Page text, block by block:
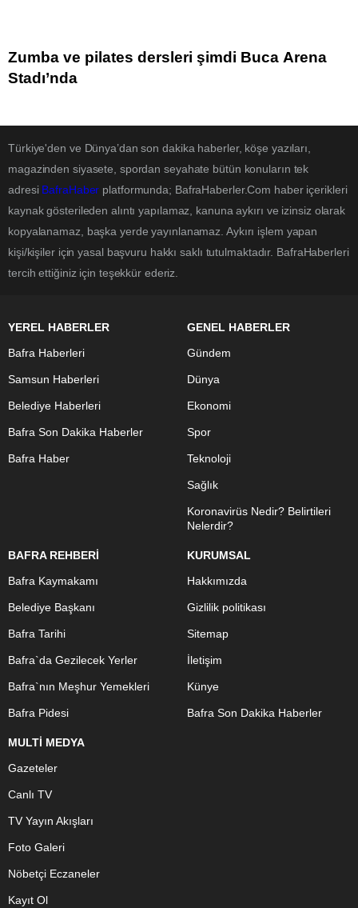
Zumba ve pilates dersleri şimdi Buca Arena
Stadı’nda
Türkiye'den ve Dünya’dan son dakika haberler, köşe yazıları,
magazinden siyasete, spordan seyahate bütün konuların tek
adresi BafraHaber platformunda; BafraHaberler.Com haber içerikleri
kaynak gösterileden alıntı yapılamaz, kanuna aykırı ve izinsiz olarak
kopyalanamaz, başka yerde yayınlanamaz. Aykırı işlem yapan
kişi/kişiler için yasal başvuru hakkı saklı tutulmaktadır. BafraHaberleri
tercih ettiğiniz için teşekkür ederiz.
YEREL HABERLER
Bafra Haberleri
Samsun Haberleri
Belediye Haberleri
Bafra Son Dakika Haberler
Bafra Haber
GENEL HABERLER
Gündem
Dünya
Ekonomi
Spor
Teknoloji
Sağlık
Koronavirüs Nedir? Belirtileri
Nelerdir?
BAFRA REHBERİ
Bafra Kaymakamı
Belediye Başkanı
Bafra Tarihi
Bafra`da Gezilecek Yerler
Bafra`nın Meşhur Yemekleri
Bafra Pidesi
KURUMSAL
Hakkımızda
Gizlilik politikası
Sitemap
İletişim
Künye
Bafra Son Dakika Haberler
MULTİ MEDYA
Gazeteler
Canlı TV
TV Yayın Akışları
Foto Galeri
Nöbetçi Eczaneler
Kayıt Ol